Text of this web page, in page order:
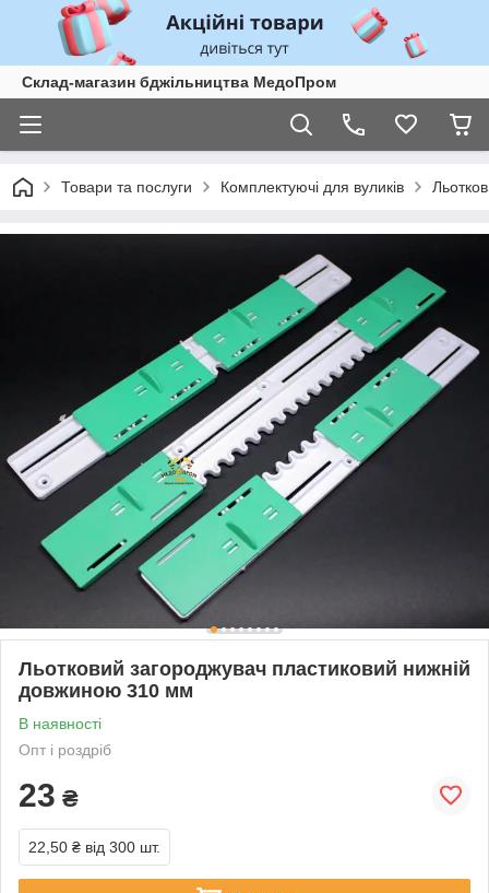
Склад-магазин бджільництва МедоПром
Товари та послуги Комплектуючі для вуликів
Льотковий загороджувач пластиковий нижній
довжиною 310 мм
В наявності
Опт і роздріб
23 ₴
22,50 ₴ від 300 шт.